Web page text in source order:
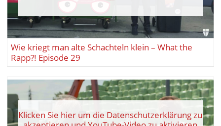
Wie kriegt man alte Schachteln klein – What the
Rapp?! Episode 29
Klicken Sie hier um die Datenschutzerklärung zu